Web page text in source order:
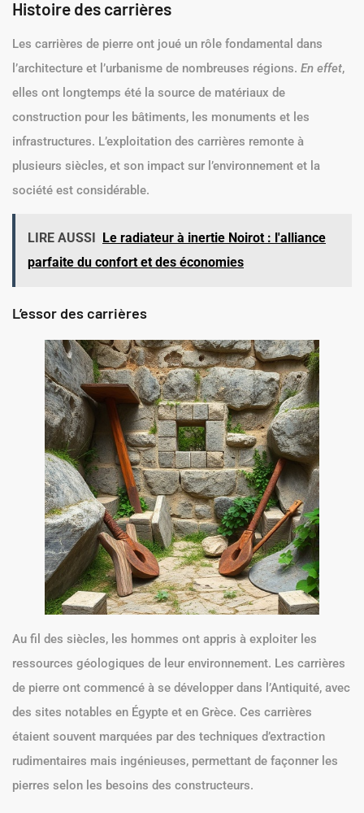
Histoire des carrières
Les carrières de pierre ont joué un rôle fondamental dans
l’architecture et l’urbanisme de nombreuses régions. En effet,
elles ont longtemps été la source de matériaux de
construction pour les bâtiments, les monuments et les
infrastructures. L’exploitation des carrières remonte à
plusieurs siècles, et son impact sur l’environnement et la
société est considérable.
LIRE AUSSI
Le radiateur à inertie Noirot : l'alliance
parfaite du confort et des économies
L’essor des carrières
Au fil des siècles, les hommes ont appris à exploiter les
ressources géologiques de leur environnement. Les carrières
de pierre ont commencé à se développer dans l’Antiquité, avec
des sites notables en Égypte et en Grèce. Ces carrières
étaient souvent marquées par des techniques d’extraction
rudimentaires mais ingénieuses, permettant de façonner les
pierres selon les besoins des constructeurs.